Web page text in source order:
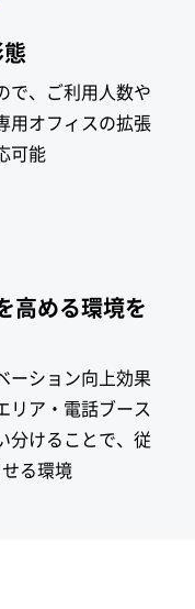
で、ご利用人数や
用オフィスの拡張
可能
高める環境を
ーション向上効果
リア・電話ブース
分けることで、従
る環境